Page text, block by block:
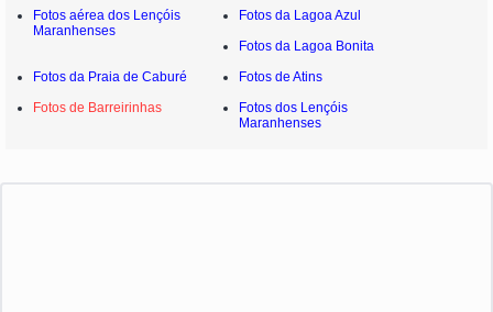
Fotos aérea dos Lençóis
Maranhenses
Fotos da Lagoa Azul
Fotos da Lagoa Bonita
Fotos da Praia de Caburé
Fotos de Atins
Fotos de Barreirinhas
Fotos dos Lençóis
Maranhenses